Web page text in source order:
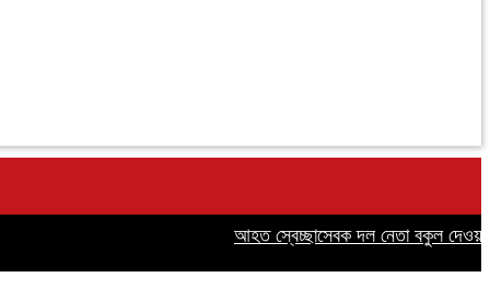
আহত স্বেচ্ছাসেবক দল নেতা বকুল দেওয়ানের